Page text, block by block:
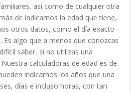
así como de cualquier otra
de indicarnos la edad que tiene,
otros datos, como el día exacto
Es algo que a menos que conozcas
saber, si no utilizas una
calculadoras de edad es de
indicarnos los años que una
días e incluso horas, con tan